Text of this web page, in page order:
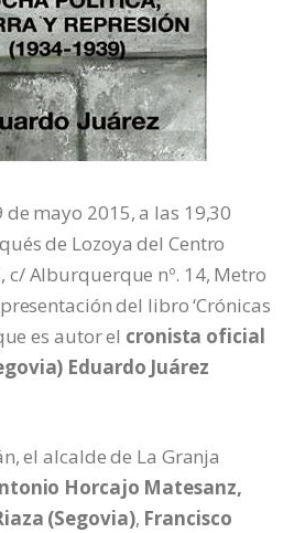
mayo 2015, a las 19,30
de Lozoya del Centro
c/ Alburquerque nº. 14, Metro
del libro ‘Crónicas
es autor el cronista oficial
Eduardo Juárez
el alcalde de La Granja
Horcajo Matesanz,
(Segovia), Francisco